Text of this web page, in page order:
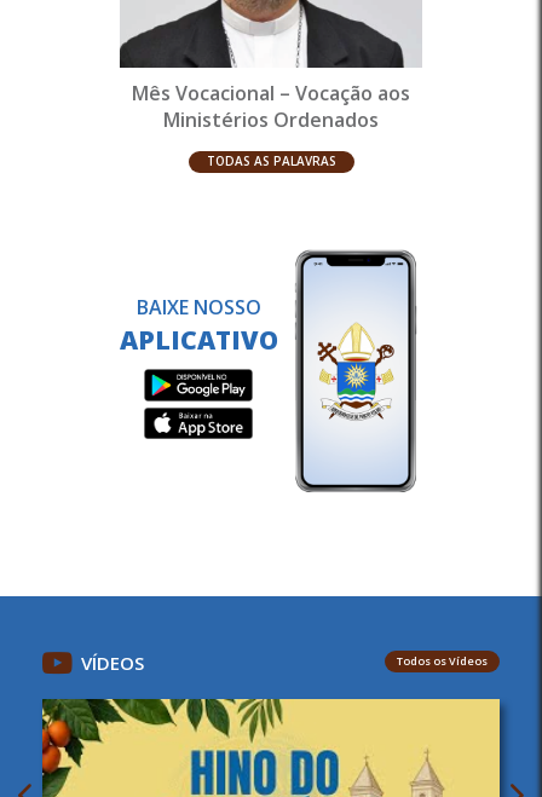
Mês Vocacional – Vocação aos
Ministérios Ordenados
TODAS AS PALAVRAS
BAIXE NOSSO
APLICATIVO
VÍDEOS Todos os Vídeos